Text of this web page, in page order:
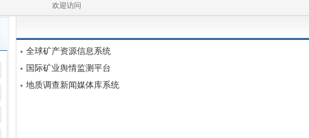
欢迎访问
全球矿产资源信息系统
国际矿业舆情监测平台
地质调查新闻媒体库系统